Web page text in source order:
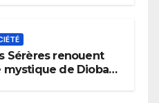
Sérères renouent
mystique de Diobaye